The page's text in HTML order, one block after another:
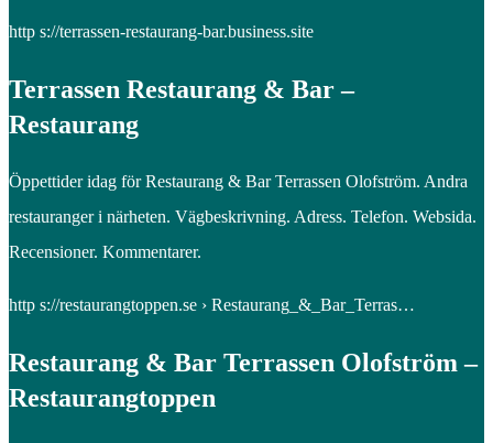
http s://terrassen-restaurang-bar.business.site
Terrassen Restaurang & Bar –
Restaurang
Öppettider idag för Restaurang & Bar Terrassen Olofström. Andra
restauranger i närheten. Vägbeskrivning. Adress. Telefon. Websida.
Recensioner. Kommentarer.
http s://restaurangtoppen.se › Restaurang_&_Bar_Terras…
Restaurang & Bar Terrassen Olofström –
Restaurangtoppen